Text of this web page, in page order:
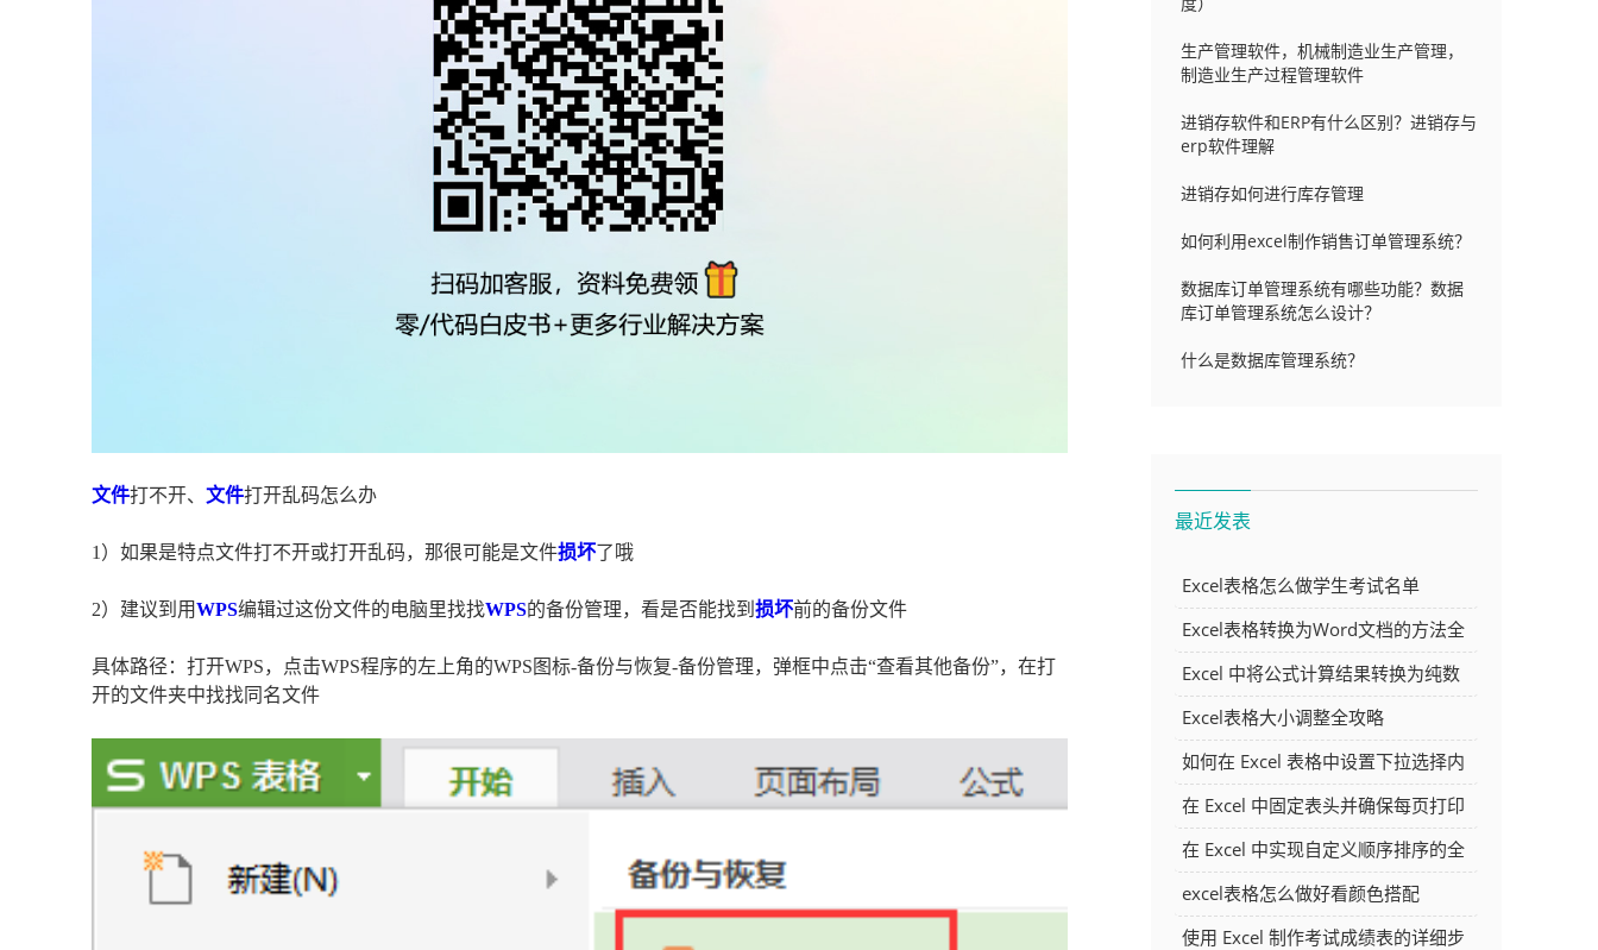
文件打不开、 文件打开乱码怎么办
1）如果是特点文件打不开或打开乱码，那很可能是文件损坏了哦
2）建议到用WPS编辑过这份文件的电脑里找找WPS的备份管理，看是否能找到 损坏前的备份文件
具体路径：打开WPS，点击WPS程序的左上角的WPS图标-备份与恢复-备份管理，弹框中点击“查看其他备份”，在打
开的文件夹中找找同名文件
生产管理软件，机械制造业生产管理，
制造业生产过程管理软件
进销存软件和ERP有什么区别？进销存与
erp软件理解
进销存如何进行库存管理
如何利用excel制作销售订单管理系统？
数据库订单管理系统有哪些功能？数据
库订单管理系统怎么设计？
什么是数据库管理系统？
最近发表
Excel表格怎么做学生考试名单
Excel表格转换为Word文档的方法全
解析
Excel 中将公式计算结果转换为纯数
字的多种方法
Excel表格大小调整全攻略
如何在 Excel 表格中设置下拉选择内
容
在 Excel 中固定表头并确保每页打印
时都显示表头的方法详解
在 Excel 中实现自定义顺序排序的全
面指南
excel表格怎么做好看颜色搭配
使用 Excel 制作考试成绩表的详细步